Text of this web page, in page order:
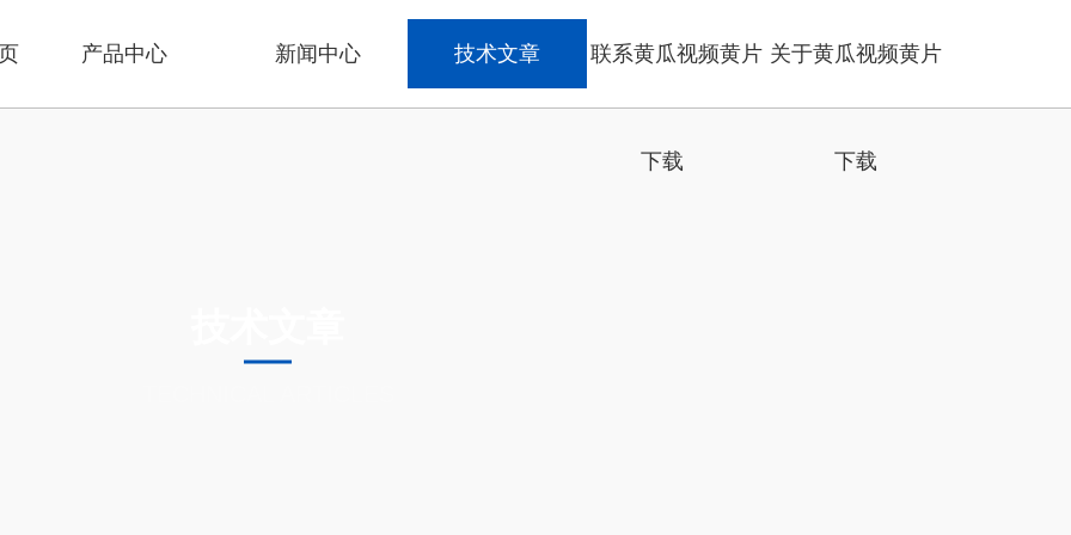
产品中心 新闻中心 技术文章 联系黄瓜视频黄片
下载
关于黄瓜视频黄片
下载